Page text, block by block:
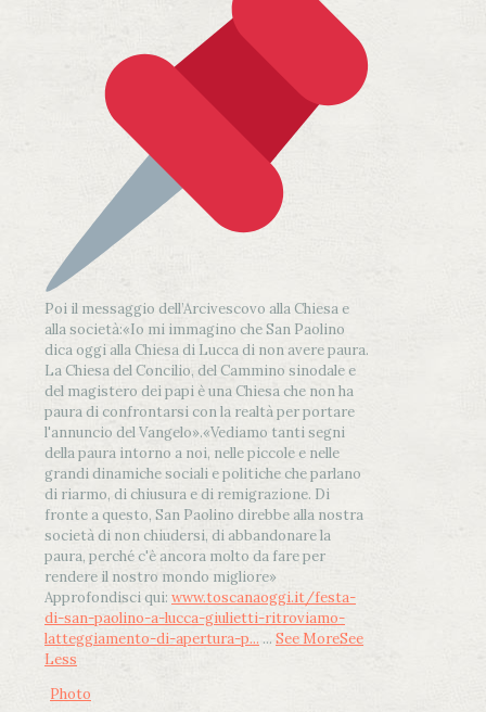
Poi il messaggio dell’Arcivescovo alla Chiesa e
alla società:«Io mi immagino che San Paolino
dica oggi alla Chiesa di Lucca di non avere paura.
La Chiesa del Concilio, del Cammino sinodale e
del magistero dei papi è una Chiesa che non ha
paura di confrontarsi con la realtà per portare
l'annuncio del Vangelo».«Vediamo tanti segni
della paura intorno a noi, nelle piccole e nelle
grandi dinamiche sociali e politiche che parlano
di riarmo, di chiusura e di remigrazione. Di
fronte a questo, San Paolino direbbe alla nostra
società di non chiudersi, di abbandonare la
paura, perché c'è ancora molto da fare per
rendere il nostro mondo migliore»
Approfondisci qui: www.toscanaoggi.it/festa-
di-san-paolino-a-lucca-giulietti-ritroviamo-
latteggiamento-di-apertura-p... ... See MoreSee
Less
Photo